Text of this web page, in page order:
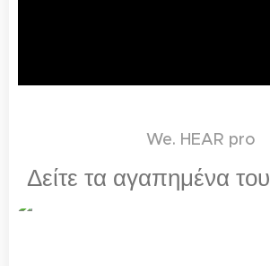
We. HEAR pro
Δείτε τα αγαπημένα του